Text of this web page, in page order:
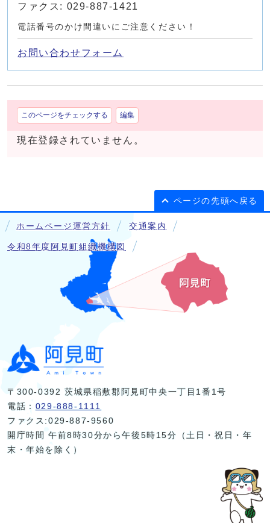
ファクス: 029-887-1421
電話番号のかけ間違いにご注意ください！
お問い合わせフォーム
このページをチェックする 編集
現在登録されていません。
ページの先頭へ戻る
ホームページ運営方針 交通案内
令和8年度阿見町組織機構図
〒300-0392 茨城県稲敷郡阿見町中央一丁目1番1号
電話： 029-888-1111
ファクス:029-887-9560
開庁時間 午前8時30分から午後5時15分（土日・祝日・年
末・年始を除く）